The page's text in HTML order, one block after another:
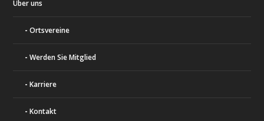
Über uns
Ortsvereine
Werden Sie Mitglied
Karriere
Kontakt